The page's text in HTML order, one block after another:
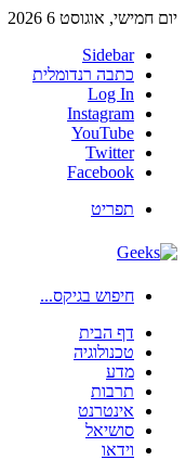
יום חמישי, אוגוסט 6 2026
Sidebar
כתבה רנדומלית
Log In
Instagram
YouTube
Twitter
Facebook
תפריט
חיפוש בגיקס...
דף הבית
טכנולוגיה
מדע
תרבות
אינטרנט
סושיאל
וידאו